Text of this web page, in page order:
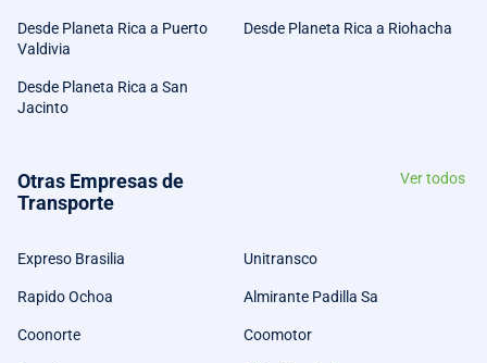
Desde Planeta Rica a Puerto
Valdivia
Desde Planeta Rica a Riohacha
Desde Planeta Rica a San
Jacinto
Otras Empresas de
Transporte
Ver todos
Expreso Brasilia Unitransco
Rapido Ochoa Almirante Padilla Sa
Coonorte Coomotor